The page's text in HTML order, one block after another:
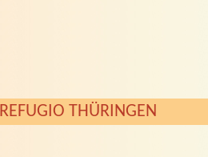
REFUGIO THÜRINGEN